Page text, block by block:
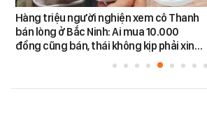
Hàng triệu người nghiện xem cô Thanh
bán lòng ở Bắc Ninh: Ai mua 10.000
đồng cũng bán, thái không kịp phải xin…